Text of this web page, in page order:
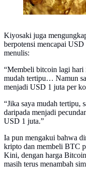
Kiyosaki juga
berpotensi mencapai
menulis:
“Membeli bitcoin lagi hari
mudah tertipu… Namun
menjadi USD 1 juta per
“Jika saya mudah tertipu,
daripada menjadi
USD 1 juta.”
Ia pun mengakui bahwa
kripto dan membeli BTC
Kini, dengan harga
masih terus menambah